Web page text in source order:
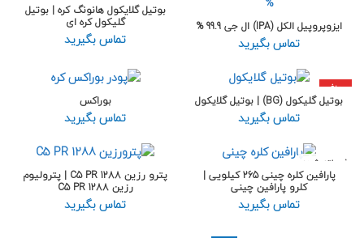
ایزوپروپیل الکل (IPA) ال جی 99.9 %
تماس بگیرید
بوتیل گلایکول هانونگ کره | بوتیل
گلیکول کره ای
تماس بگیرید
داغ
بوتیل گلیکول (BG) | بوتیل گلایکول
تماس بگیرید
بوراکس
تماس بگیرید
فروخته شده
پارافین کلره چینی 265 کیلویی |
کلرو پارافین چینی
تماس بگیرید
پترو رزین C5 PR 1288 | پترولیوم
رزین C5 PR 1288
تماس بگیرید